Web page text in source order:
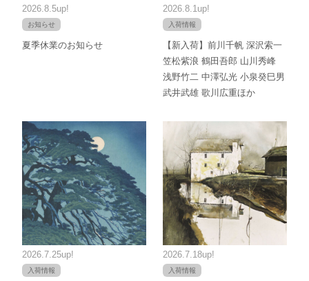
2026.8.5up!
お知らせ
夏季休業のお知らせ
2026.8.1up!
入荷情報
【新入荷】前川千帆 深沢索一
笠松紫浪 鶴田吾郎 山川秀峰
浅野竹二 中澤弘光 小泉癸巳男
武井武雄 歌川広重ほか
2026.7.25up!
入荷情報
2026.7.18up!
入荷情報